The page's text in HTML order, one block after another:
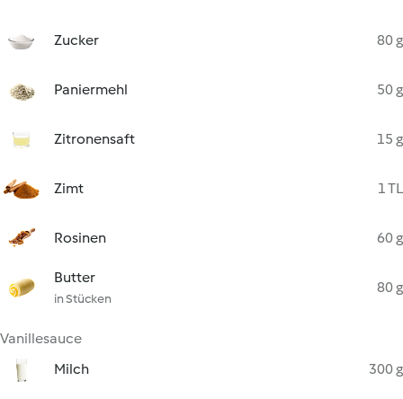
Zucker 80 g
Paniermehl 50 g
Zitronensaft 15 g
Zimt 1 TL
Rosinen 60 g
Butter
in Stücken
80 g
Vanillesauce
Milch
300 g